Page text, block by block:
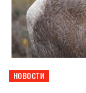
НОВОСТИ